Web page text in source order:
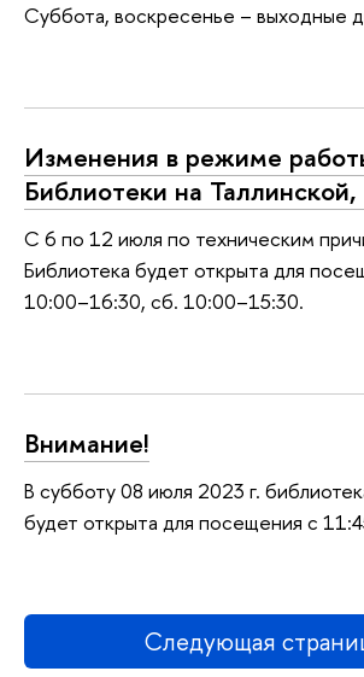
Суббота, воскресенье – выходные
Изменения в режиме
Библиотеки на
С 6 по 12 июля по техническим
Библиотека будет открыта для
10:00–16:30, сб. 10:00–15:30.
Внимание!
В субботу 08 июля 2023 г.
будет открыта для посещения с
Следующая